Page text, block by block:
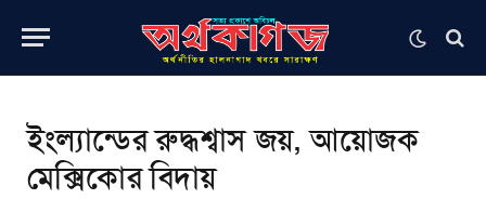
ইংল্যান্ডের রুদ্ধশ্বাস জয়, আয়োজক
মেক্সিকোর বিদায়